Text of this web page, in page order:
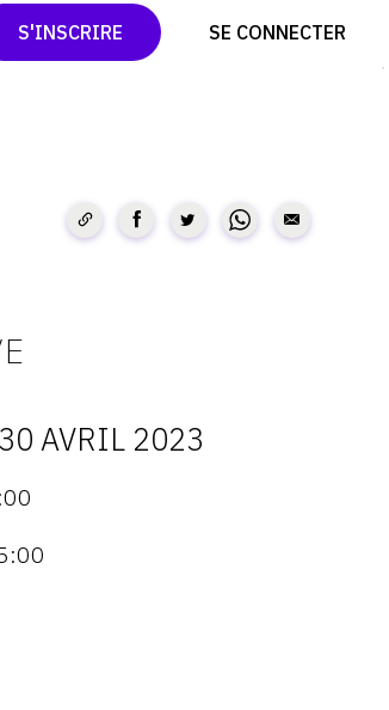
S'INSCRIRE SE CONNECTER
TWITTER
PINTEREST
AVRIL 2023